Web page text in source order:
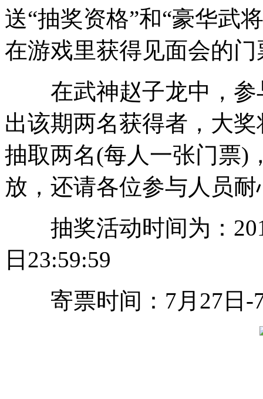
送“抽奖资格”和“豪华武
在游戏里获得见面会的
在武神赵子龙中，参
出该期两名获得者，大
抽取两名(每人一张门票)
放，还请各位参与人员
抽奖活动时间为：
日23:59:59
寄票时间：7月27日-